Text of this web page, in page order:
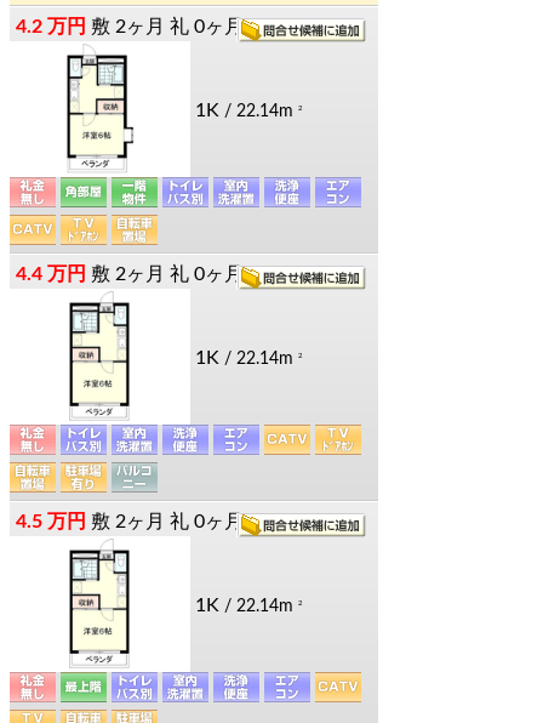
4.2 万円 敷 2ヶ月 礼 0ヶ月
1K / 22.14m 2
4.4 万円 敷 2ヶ月 礼 0ヶ月
1K / 22.14m 2
4.5 万円 敷 2ヶ月 礼 0ヶ月
1K / 22.14m 2